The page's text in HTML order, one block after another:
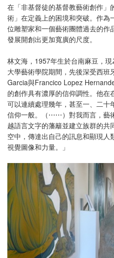
在「非基督徒的基督教藝術創作」
術」在定義上的困境和突破。作為
位雕塑家和一個藝術團體過去的作
發展開創出更加寬廣的尺度。
林文海，1957年生於台南麻豆，
大學藝術學院期間，先後深受西
Garcia與Francico Lopez
的創作具有濃厚的信仰調性。他
可以連續處理幾年，甚至一、二十
信仰一般。（⋯⋯）對我而言，藝
越語言文字的藩籬並建立族群的
空中，傳達出自己的訊息和顯現人
視覺圖像和力量。」